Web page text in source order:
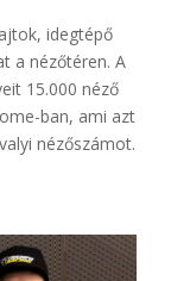
idegtépő
a nézőtéren. A
15.000 néző
ban, ami azt
nézőszámot.